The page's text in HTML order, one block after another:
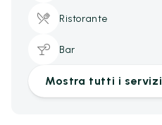
Ristorante
Bar
Mostra tutti i servizi